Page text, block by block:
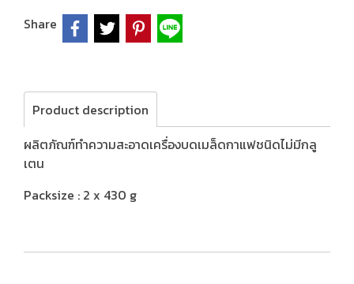
Share
Product description
ผลิตภัณฑ์ทำความสะอาดเครื่องบดเมล็ดกาแฟชนิดไม่มีกลู
เตน
Packsize : 2 x 430 g